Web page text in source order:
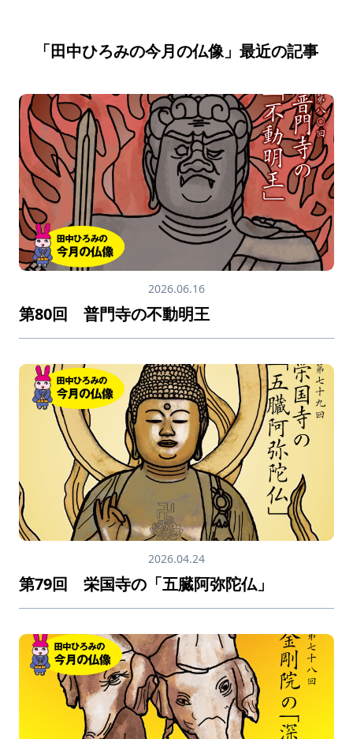
「田中ひろみの今月の仏像」最近の記事
2026.06.16
第80回 普門寺の不動明王
2026.04.24
第79回 栄国寺の「五臓阿弥陀仏」